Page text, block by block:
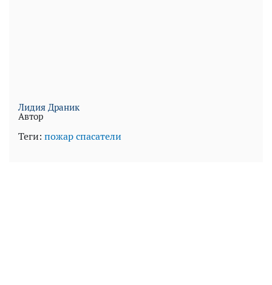
Лидия Драник
Автор
Теги: пожарспасатели